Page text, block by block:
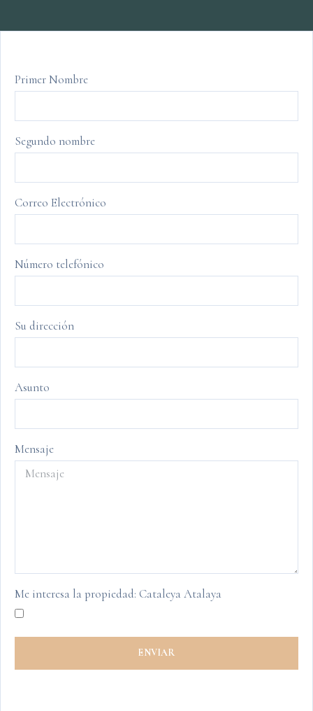
Primer Nombre
Segundo nombre
Correo Electrónico
Número telefónico
Su dirección
Asunto
Mensaje
Me interesa la propiedad: Cataleya Atalaya
ENVIAR